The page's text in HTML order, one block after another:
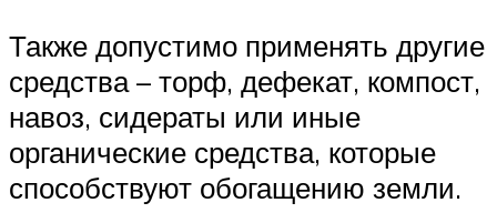
Также допустимо применять другие
средства – торф, дефекат, компост,
навоз, сидераты или иные
органические средства, которые
способствуют обогащению земли.